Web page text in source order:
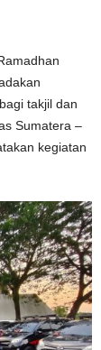
takjil dan
Sumatera –
kegiatan